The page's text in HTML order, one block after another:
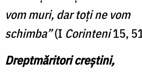
vom muri, dar toți ne vom
schimba”(I Corinteni15,
Dreptmăritori creștini,